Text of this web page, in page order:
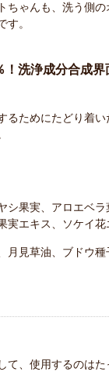
ちゃんも、洗う側
す。
洗浄成分合成界
るためにたどり着
シ果実、アロエベ
実エキス、ソケイ花
月見草油、ブドウ
て、使用するのはた